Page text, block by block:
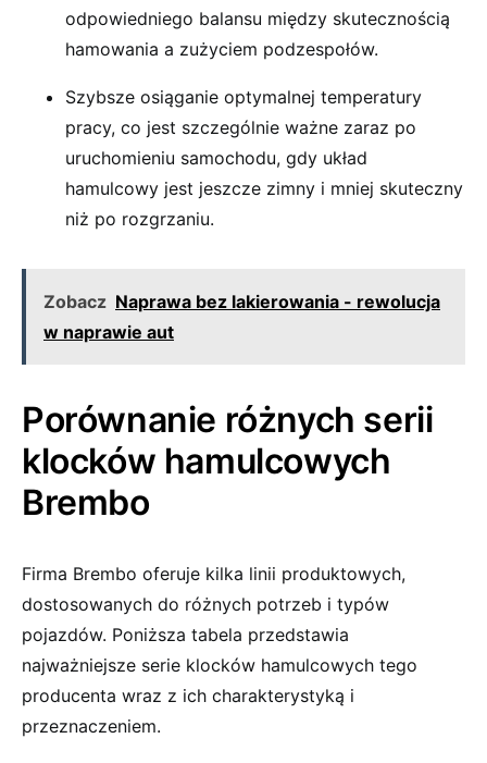
odpowiedniego balansu między skutecznością
hamowania a zużyciem podzespołów.
Szybsze osiąganie optymalnej temperatury
pracy, co jest szczególnie ważne zaraz po
uruchomieniu samochodu, gdy układ
hamulcowy jest jeszcze zimny i mniej skuteczny
niż po rozgrzaniu.
Zobacz Naprawa bez lakierowania - rewolucja
w naprawie aut
Porównanie różnych serii
klocków hamulcowych
Brembo
Firma Brembo oferuje kilka linii produktowych,
dostosowanych do różnych potrzeb i typów
pojazdów. Poniższa tabela przedstawia
najważniejsze serie klocków hamulcowych tego
producenta wraz z ich charakterystyką i
przeznaczeniem.